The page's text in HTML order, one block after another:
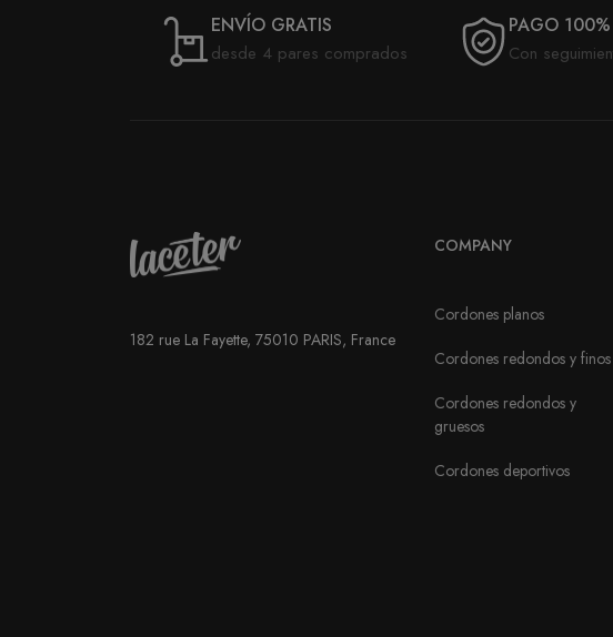
ENVÍO GRATIS
desde 4 pares comprados
PAGO
Con
182 rue La Fayette, 75010 PARIS, France
COMPANY
Cordones planos
Cordones redondos y finos
Cordones redondos y
gruesos
Cordones deportivos